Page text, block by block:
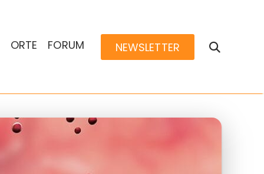
ORTE FORUM NEWSLETTER